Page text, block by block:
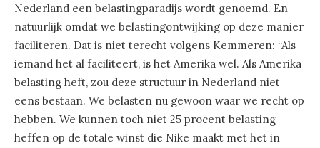
Nederland een belastingparadijs wordt genoemd. En
natuurlijk omdat we belastingontwijking op deze manier
faciliteren. Dat is niet terecht volgens Kemmeren: “Als
iemand het al faciliteert, is het Amerika wel. Als Amerika
belasting heft, zou deze structuur in Nederland niet
eens bestaan. We belasten nu gewoon waar we recht op
hebben. We kunnen toch niet 25 procent belasting
heffen op de totale winst die Nike maakt met het in